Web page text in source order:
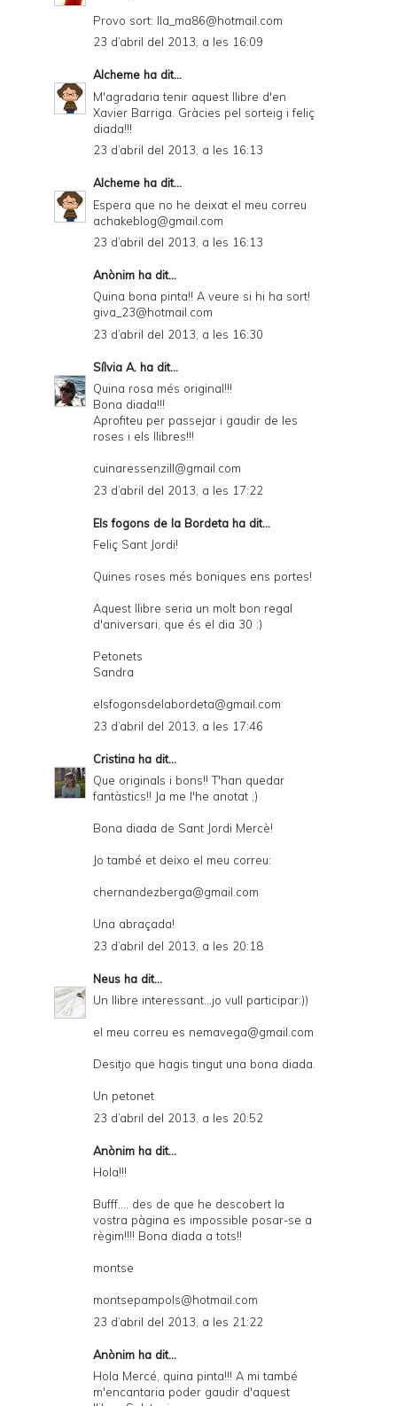
Provo sort: lla_ma86@hotmail.com
23 d’abril del 2013, a les 16:09
Alcheme ha dit...
M'agradaria tenir aquest llibre d'en
Xavier Barriga. Gràcies pel sorteig i feliç
diada!!!
23 d’abril del 2013, a les 16:13
Alcheme ha dit...
Espera que no he deixat el meu correu
achakeblog@gmail.com
23 d’abril del 2013, a les 16:13
Anònim ha dit...
Quina bona pinta!! A veure si hi ha sort!
giva_23@hotmail.com
23 d’abril del 2013, a les 16:30
Sílvia A. ha dit...
Quina rosa més original!!!
Bona diada!!!
Aprofiteu per passejar i gaudir de les
roses i els llibres!!!
cuinaressenzill@gmail.com
23 d’abril del 2013, a les 17:22
Els fogons de la Bordeta ha dit...
Feliç Sant Jordi!
Quines roses més boniques ens portes!
Aquest llibre seria un molt bon regal
d'aniversari, que és el dia 30 :)
Petonets
Sandra
elsfogonsdelabordeta@gmail.com
23 d’abril del 2013, a les 17:46
Cristina ha dit...
Que originals i bons!! T'han quedar
fantàstics!! Ja me l'he anotat ;)
Bona diada de Sant Jordi Mercè!
Jo també et deixo el meu correu:
chernandezberga@gmail.com
Una abraçada!
23 d’abril del 2013, a les 20:18
Neus ha dit...
Un llibre interessant...jo vull participar:))
el meu correu es nemavega@gmail.com
Desitjo que hagis tingut una bona diada.
Un petonet
23 d’abril del 2013, a les 20:52
Anònim ha dit...
Hola!!!
Bufff.... des de que he descobert la
vostra pàgina es impossible posar-se a
règim!!!! Bona diada a tots!!
montse
montsepampols@hotmail.com
23 d’abril del 2013, a les 21:22
Anònim ha dit...
Hola Mercé, quina pinta!!! A mi també
m'encantaria poder gaudir d'aquest